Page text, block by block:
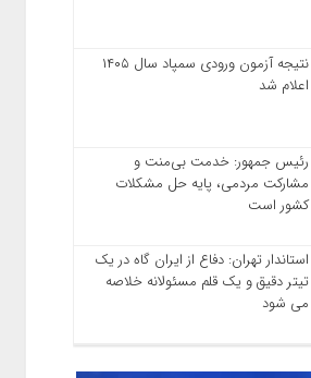
نتیجه آزمون ورودی سمپاد سال ۱۴۰۵
اعلام شد
رئیس جمهور: خدمت بی‌منت و
مشارکت مردمی، پایه حل مشکلات
کشور است
استاندار تهران: دفاع از ایران گاه در یک
تیتر دقیق و یک قلم مسئولانه خلاصه
می شود